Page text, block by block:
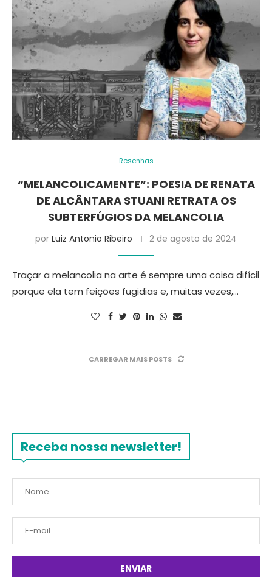
Resenhas
“MELANCOLICAMENTE”: POESIA DE RENATA
DE ALCÂNTARA STUANI RETRATA OS
SUBTERFÚGIOS DA MELANCOLIA
por Luiz Antonio Ribeiro 2 de agosto de 2024
Traçar a melancolia na arte é sempre uma coisa difícil
porque ela tem feições fugidias e, muitas vezes,…
CARREGAR MAIS POSTS
Receba nossa newsletter!